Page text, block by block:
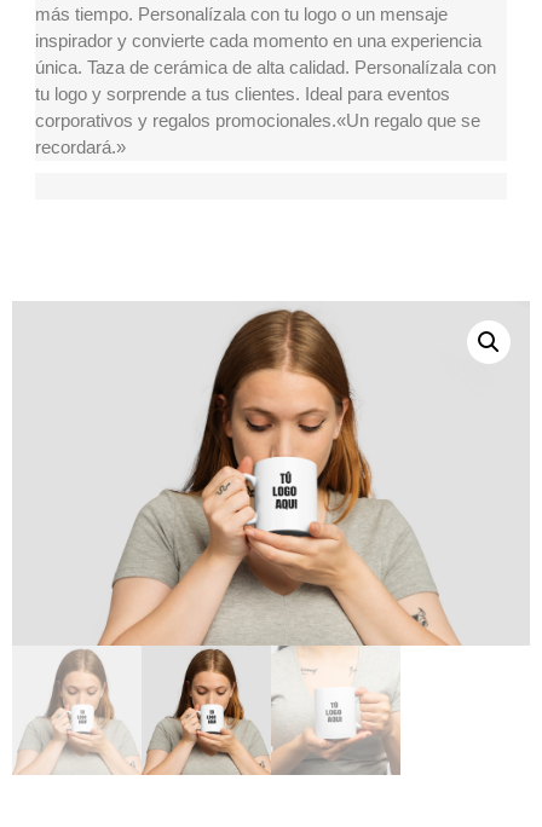
más tiempo. Personalízala con tu logo o un mensaje
inspirador y convierte cada momento en una experiencia
única. Taza de cerámica de alta calidad. Personalízala con
tu logo y sorprende a tus clientes. Ideal para eventos
corporativos y regalos promocionales.«Un regalo que se
recordará.»